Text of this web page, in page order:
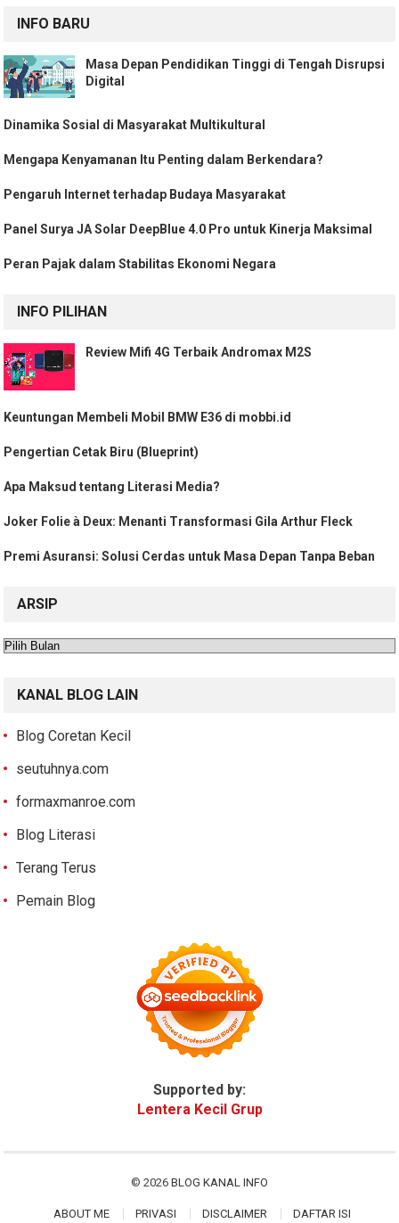
INFO BARU
Masa Depan Pendidikan Tinggi di Tengah Disrupsi
Digital
Dinamika Sosial di Masyarakat Multikultural
Mengapa Kenyamanan Itu Penting dalam Berkendara?
Pengaruh Internet terhadap Budaya Masyarakat
Panel Surya JA Solar DeepBlue 4.0 Pro untuk Kinerja Maksimal
Peran Pajak dalam Stabilitas Ekonomi Negara
INFO PILIHAN
Review Mifi 4G Terbaik Andromax M2S
Keuntungan Membeli Mobil BMW E36 di mobbi.id
Pengertian Cetak Biru (Blueprint)
Apa Maksud tentang Literasi Media?
Joker Folie à Deux: Menanti Transformasi Gila Arthur Fleck
Premi Asuransi: Solusi Cerdas untuk Masa Depan Tanpa Beban
ARSIP
Arsip
KANAL BLOG LAIN
Blog Coretan Kecil
seutuhnya.com
formaxmanroe.com
Blog Literasi
Terang Terus
Pemain Blog
Supported by:
Lentera Kecil Grup
© 2026 BLOG KANAL INFO
ABOUT ME PRIVASI DISCLAIMER DAFTAR ISI